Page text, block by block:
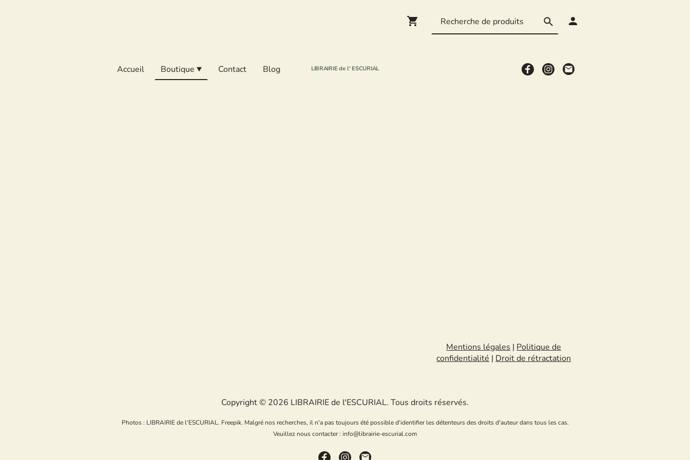
Accueil Boutique Contact Blog LIBRAIRIE de l' ESCURIAL
Mentions légales|Politique de
confidentialité|Droit de rétractation
Copyright © 2026 LIBRAIRIE de l'ESCURIAL. Tous droits réservés.
Photos : LIBRAIRIE de l'ESCURIAL. Freepik. Malgré nos recherches, il n'a pas toujours été possible d'identifier les détenteurs des droits d'auteur dans tous les cas.
Veuillez nous contacter : info@librairie-escurial.com